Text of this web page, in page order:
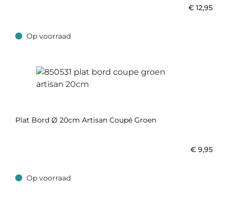
€ 12,95
Op voorraad
Op voorraad
Plat Bord Ø 20cm Artisan Coupé Groen
€ 9,95
Op voorraad
Op voorraad